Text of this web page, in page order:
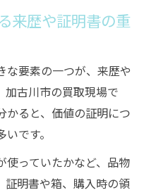
来歴や証明書の重
な要素の一つが、来歴や
加古川市の買取現場で
かると、価値の証明につ
です。
使っていたかなど、品物
証明書や箱、購入時の領